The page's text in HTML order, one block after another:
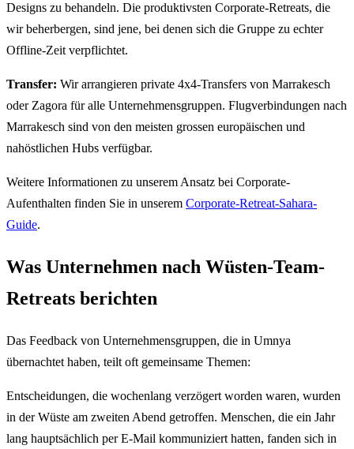
Designs zu behandeln. Die produktivsten Corporate-Retreats, die
wir beherbergen, sind jene, bei denen sich die Gruppe zu echter
Offline-Zeit verpflichtet.
Transfer: Wir arrangieren private 4x4-Transfers von Marrakesch
oder Zagora für alle Unternehmensgruppen. Flugverbindungen nach
Marrakesch sind von den meisten grossen europäischen und
nahöstlichen Hubs verfügbar.
Weitere Informationen zu unserem Ansatz bei Corporate-
Aufenthalten finden Sie in unserem Corporate-Retreat-Sahara-
Guide.
Was Unternehmen nach Wüsten-Team-
Retreats berichten
Das Feedback von Unternehmensgruppen, die in Umnya
übernachtet haben, teilt oft gemeinsame Themen:
Entscheidungen, die wochenlang verzögert worden waren, wurden
in der Wüste am zweiten Abend getroffen. Menschen, die ein Jahr
lang hauptsächlich per E-Mail kommuniziert hatten, fanden sich in